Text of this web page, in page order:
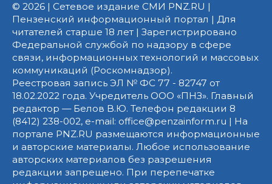
© 2026 | Сетевое издание СМИ PNZ.RU |
Пензенский информационный портал | Для
читателей старше 18 лет | Зарегистрировано
Федеральной службой по надзору в сфере
связи, информационных технологий и массовых
коммуникаций (Роскомнадзор).
Реестровая запись ЭЛ № ФС 77 - 82747 от
18.02.2022 года. Учредитель ООО «ПНЗ». Главный
редактор — Белов В.Ю. Телефон редакции 8
(8412) 238-002, e-mail: office@penzainform.ru | На
портале PNZ.RU размещаются информационные
и авторские материалы. Любое использование
авторских материалов без разрешения
редакции запрещено. При перепечатке